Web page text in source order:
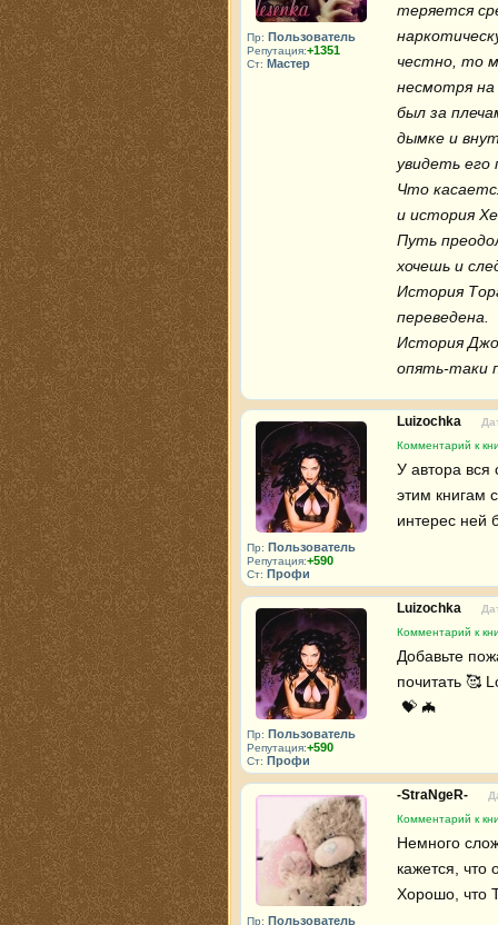
Пр: Пользователь
Репутация:+1351
Ст: Мастер
теряется
честно, то
несмотря
был за
дымке и
увидеть его
Что
и история
Путь
хочешь и
История
переведена.
История
опять-таки
Пр: Пользователь
Репутация:+590
Ст: Профи
Luizochka
Комментарий к
У автора вся
этим книгам
интерес ней
Пр: Пользователь
Репутация:+590
Ст: Профи
Luizochka
Комментарий к
Добавьте
почитать 🥰
💝 🦇
Пр: Пользователь
-StraNgeR-
Комментарий к
Немного
кажется, что
Хорошо, что